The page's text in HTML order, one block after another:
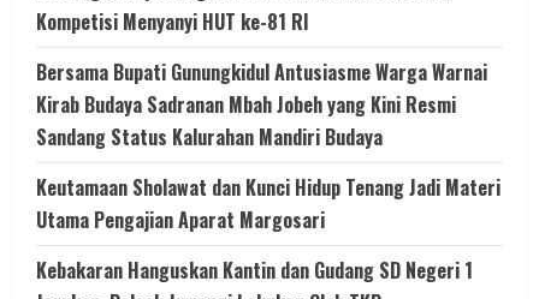
Kompetisi Menyanyi HUT ke-81 RI
Bersama Bupati Gunungkidul Antusiasme Warga Warnai
Kirab Budaya Sadranan Mbah Jobeh yang Kini Resmi
Sandang Status Kalurahan Mandiri Budaya
Keutamaan Sholawat dan Kunci Hidup Tenang Jadi Materi
Utama Pengajian Aparat Margosari
Kebakaran Hanguskan Kantin dan Gudang SD Negeri 1